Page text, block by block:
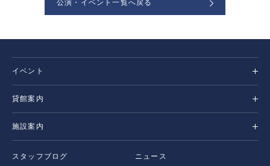
公演・イベント一覧へ戻る
イベント
貸館案内
施設案内
スタッフブログ ニュース